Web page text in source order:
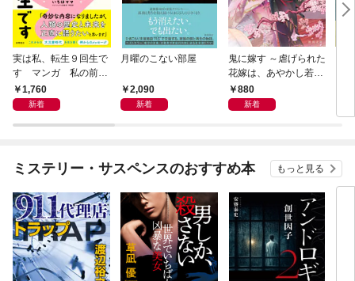
実は私、転生９回生で
す マンガ 私の前世
物語1,760
新着
月曜のこない部屋
2,090
新着
鬼に嫁す ～虐げられた
花嫁は、あやかし若頭
に溺愛される～
880
新着
ミステリー・サスペンスのおすすめ本 もっと見る